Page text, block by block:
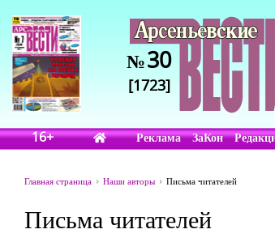
№30
[1723]
16+ Реклама ЗаКон
Главная страница Наши авторы Письма читателей
Письма читателей